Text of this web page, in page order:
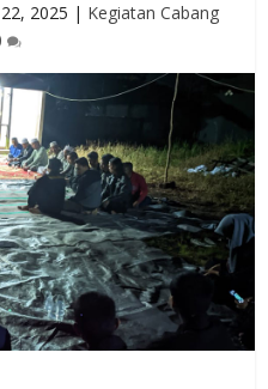
2025 | Kegiatan Cabang